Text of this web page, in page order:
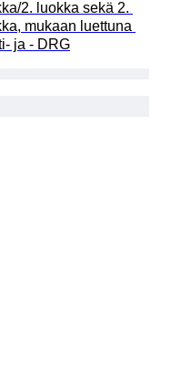
2. luokka sekä 2.
mukaan luettuna
ja - DRG